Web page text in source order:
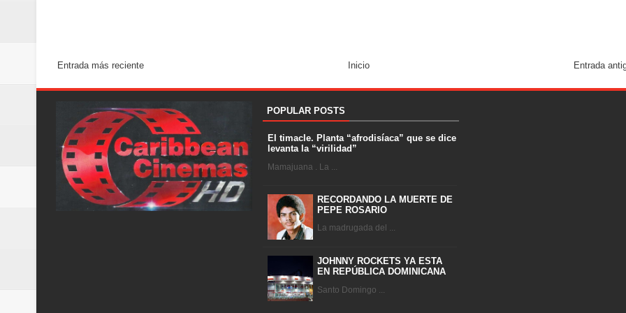
Entrada más reciente Entrada
Inicio
POPULAR POSTS
El timacle. Planta “afrodisíaca” que se dice
levanta la “virilidad”
Mamajuana . La ...
RECORDANDO LA MUERTE DE
PEPE ROSARIO
La madrugada del ...
JOHNNY ROCKETS YA ESTA
EN REPÚBLICA DOMINICANA
Santo Domingo ...